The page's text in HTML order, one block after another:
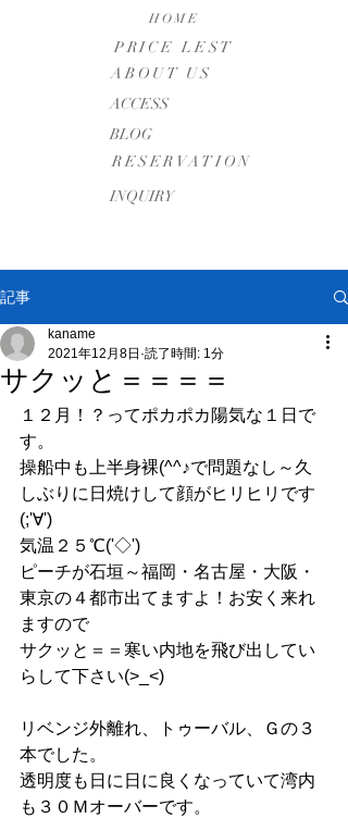
HOME
PRICE LEST
ABOUT US
​ACCESS
BLOG
RESERVATION
INQUIRY
記事
サクッと＝＝＝＝
kaname
2021年12月8日 読了時間: 1分
１２月！？ってポカポカ陽気な１日で
す。
操船中も上半身裸(^^♪で問題なし～久
しぶりに日焼けして顔がヒリヒリです
(;'∀')
気温２５℃('◇')ゞ
ピーチが石垣～福岡・名古屋・大阪・
東京の４都市出てますよ！お安く来れ
ますので
サクッと＝＝寒い内地を飛び出してい
らして下さい(>_<)
リベンジ外離れ、トゥーバル、Ｇの３
本でした。
透明度も日に日に良くなっていて湾内
も３０Ｍオーバーです。